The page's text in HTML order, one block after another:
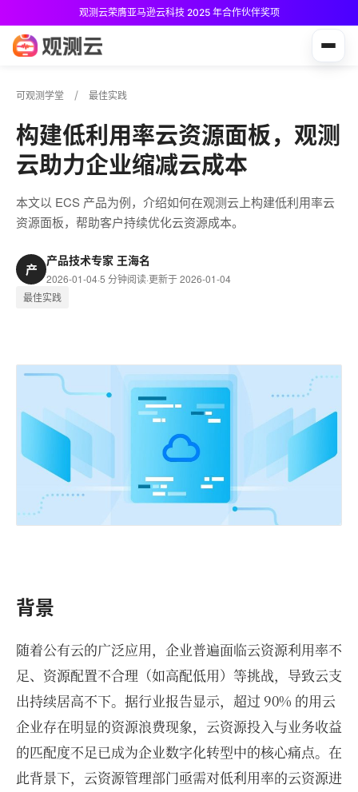
观测云荣膺亚马逊云科技 2025 年合作伙伴奖项
可观测学堂 最佳实践
构建低利用率云资源面板，观测
云助力企业缩减云成本
本文以 ECS 产品为例，介绍如何在观测云上构建低利用率云
资源面板，帮助客户持续优化云资源成本。
产
产品技术专家 王海名
2026-01-04·5 分钟阅读·更新于 2026-01-04
最佳实践
背景
随着公有云的广泛应用，企业普遍面临云资源利用率不
足、资源配置不合理（如高配低用）等挑战，导致云支
出持续居高不下。据行业报告显示，超过 90% 的用云
企业存在明显的资源浪费现象，云资源投入与业务收益
的匹配度不足已成为企业数字化转型中的核心痛点。在
此背景下，云资源管理部门亟需对低利用率的云资源进